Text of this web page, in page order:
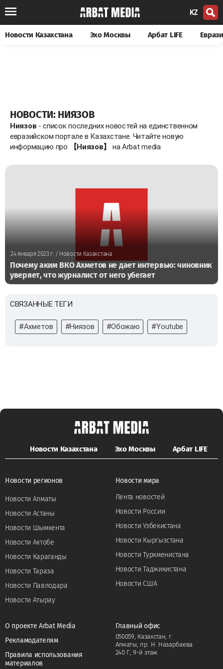
KZ
Новости Казахстана Эхо Москвы Арбат LIFE
НОВОСТИ: НИЯЗОВ
Ниязов - список последних новостей на единственном
евразийском портале в Казахстане. Читайте новую
информацию про
【Ниязов】 на Arbat media
24 января 2023 г./ Новости Казахстана
Почему аким ВКО Ахметов не дает интервью: чиновник
уверяет, что журналист от него убегает
СВЯЗАННЫЕ ТЕГИ
#Ахметов #Ниязов #Обожаю #Youtube
Новости Казахстана Эхо Москвы Арбат LIFE
Новости регионов
Новости Алматы
Новости Астаны
Новости Шымкента
Новости Актобе
Новости Караганды
Новости Тараза
Новости Павлодара
Новости Атырау
Новости мира
Лента новостей
Новости России
Новости Узбекистана
Новости Кыргызстана
Новости Туркменистана
Новости Таджикистана
Новости США
О проекте Arbat Media
Рекламодателям
Правила использования
материалов
Главный офис
050059, Казахстан, г.
Алматы, пр. Н. Назарбаева
240 Г, 9-й этаж.